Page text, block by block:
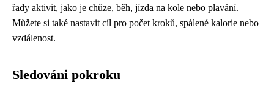
řady aktivit, jako je chůze, běh, jízda na kole nebo plavání.
Můžete si také nastavit cíl pro počet kroků, spálené kalorie nebo
vzdálenost.
Sledováni pokroku